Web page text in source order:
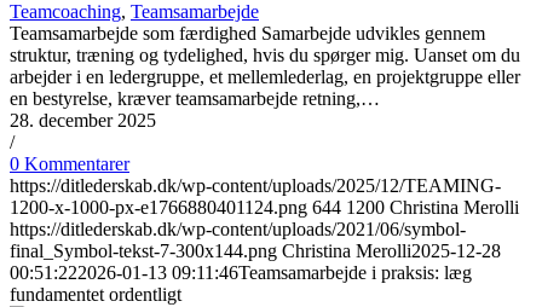
Teamcoaching, Teamsamarbejde
Teamsamarbejde som færdighed Samarbejde udvikles gennem
struktur, træning og tydelighed, hvis du spørger mig. Uanset om du
arbejder i en ledergruppe, et mellemlederlag, en projektgruppe eller
en bestyrelse, kræver teamsamarbejde retning,…
28. december 2025
/
0 Kommentarer
https://ditlederskab.dk/wp-content/uploads/2025/12/TEAMING-
1200-x-1000-px-e1766880401124.png 644 1200 Christina Merolli
https://ditlederskab.dk/wp-content/uploads/2021/06/symbol-
final_Symbol-tekst-7-300x144.png Christina Merolli2025-12-28
00:51:222026-01-13 09:11:46Teamsamarbejde i praksis: læg
fundamentet ordentligt